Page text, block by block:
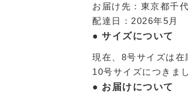
お届け先：東京都千
配達日：2026年5月
サイズについて
現在、8号サイズは在
10号サイズにつきま
お届けについて